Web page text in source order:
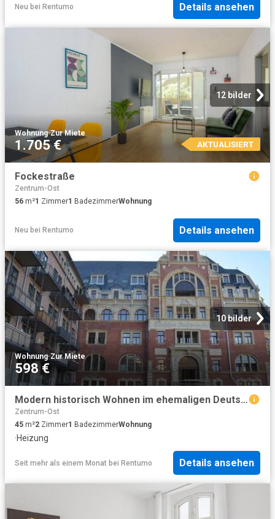
Neu bei Rentumo Details ansehen
12 bilder
Wohnung·Zur Miete
1.705 € AKTUALISIERT
Fockestraße
Zentrum-Ost
56 m²1 Zimmer1 BadezimmerWohnung
Neu bei Rentumo Details ansehen
10 bilder
Wohnung·Zur Miete
598 €
Modern historisch Wohnen im ehemaligen Deutschen Buchgewerbehaus!
Zentrum-Ost
45 m²2 Zimmer1 BadezimmerWohnung
·Heizung
Seit mehr als einem Monat bei Rentumo Details ansehen